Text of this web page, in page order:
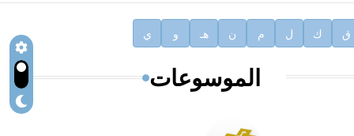
ق ك ل م ن هـ و ي
الموسوعات